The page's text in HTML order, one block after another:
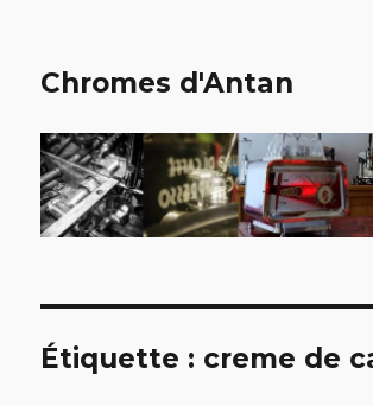
Chromes d'Antan
Étiquette : creme de